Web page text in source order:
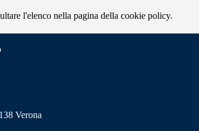
l'elenco nella pagina della cookie policy.
Verona